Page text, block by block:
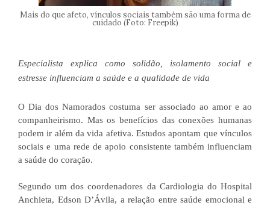
Mais do que afeto, vínculos sociais também são uma forma de
cuidado (Foto: Freepik)
Especialista explica como solidão, isolamento social e
estresse influenciam a saúde e a qualidade de vida
O Dia dos Namorados costuma ser associado ao amor e ao
companheirismo. Mas os benefícios das conexões humanas
podem ir além da vida afetiva. Estudos apontam que vínculos
sociais e uma rede de apoio consistente também influenciam
a saúde do coração.
Segundo um dos coordenadores da Cardiologia do Hospital
Anchieta, Edson D’Ávila, a relação entre saúde emocional e